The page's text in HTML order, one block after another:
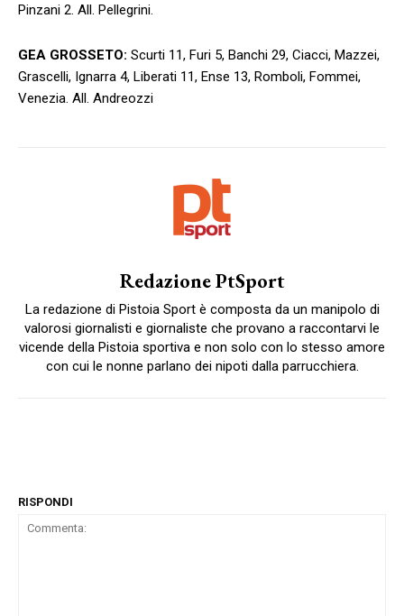
Pinzani 2. All. Pellegrini.
GEA GROSSETO: Scurti 11, Furi 5, Banchi 29, Ciacci, Mazzei,
Grascelli, Ignarra 4, Liberati 11, Ense 13, Romboli, Fommei,
Venezia. All. Andreozzi
Redazione PtSport
La redazione di Pistoia Sport è composta da un manipolo di
valorosi giornalisti e giornaliste che provano a raccontarvi le
vicende della Pistoia sportiva e non solo con lo stesso amore
con cui le nonne parlano dei nipoti dalla parrucchiera.
RISPONDI